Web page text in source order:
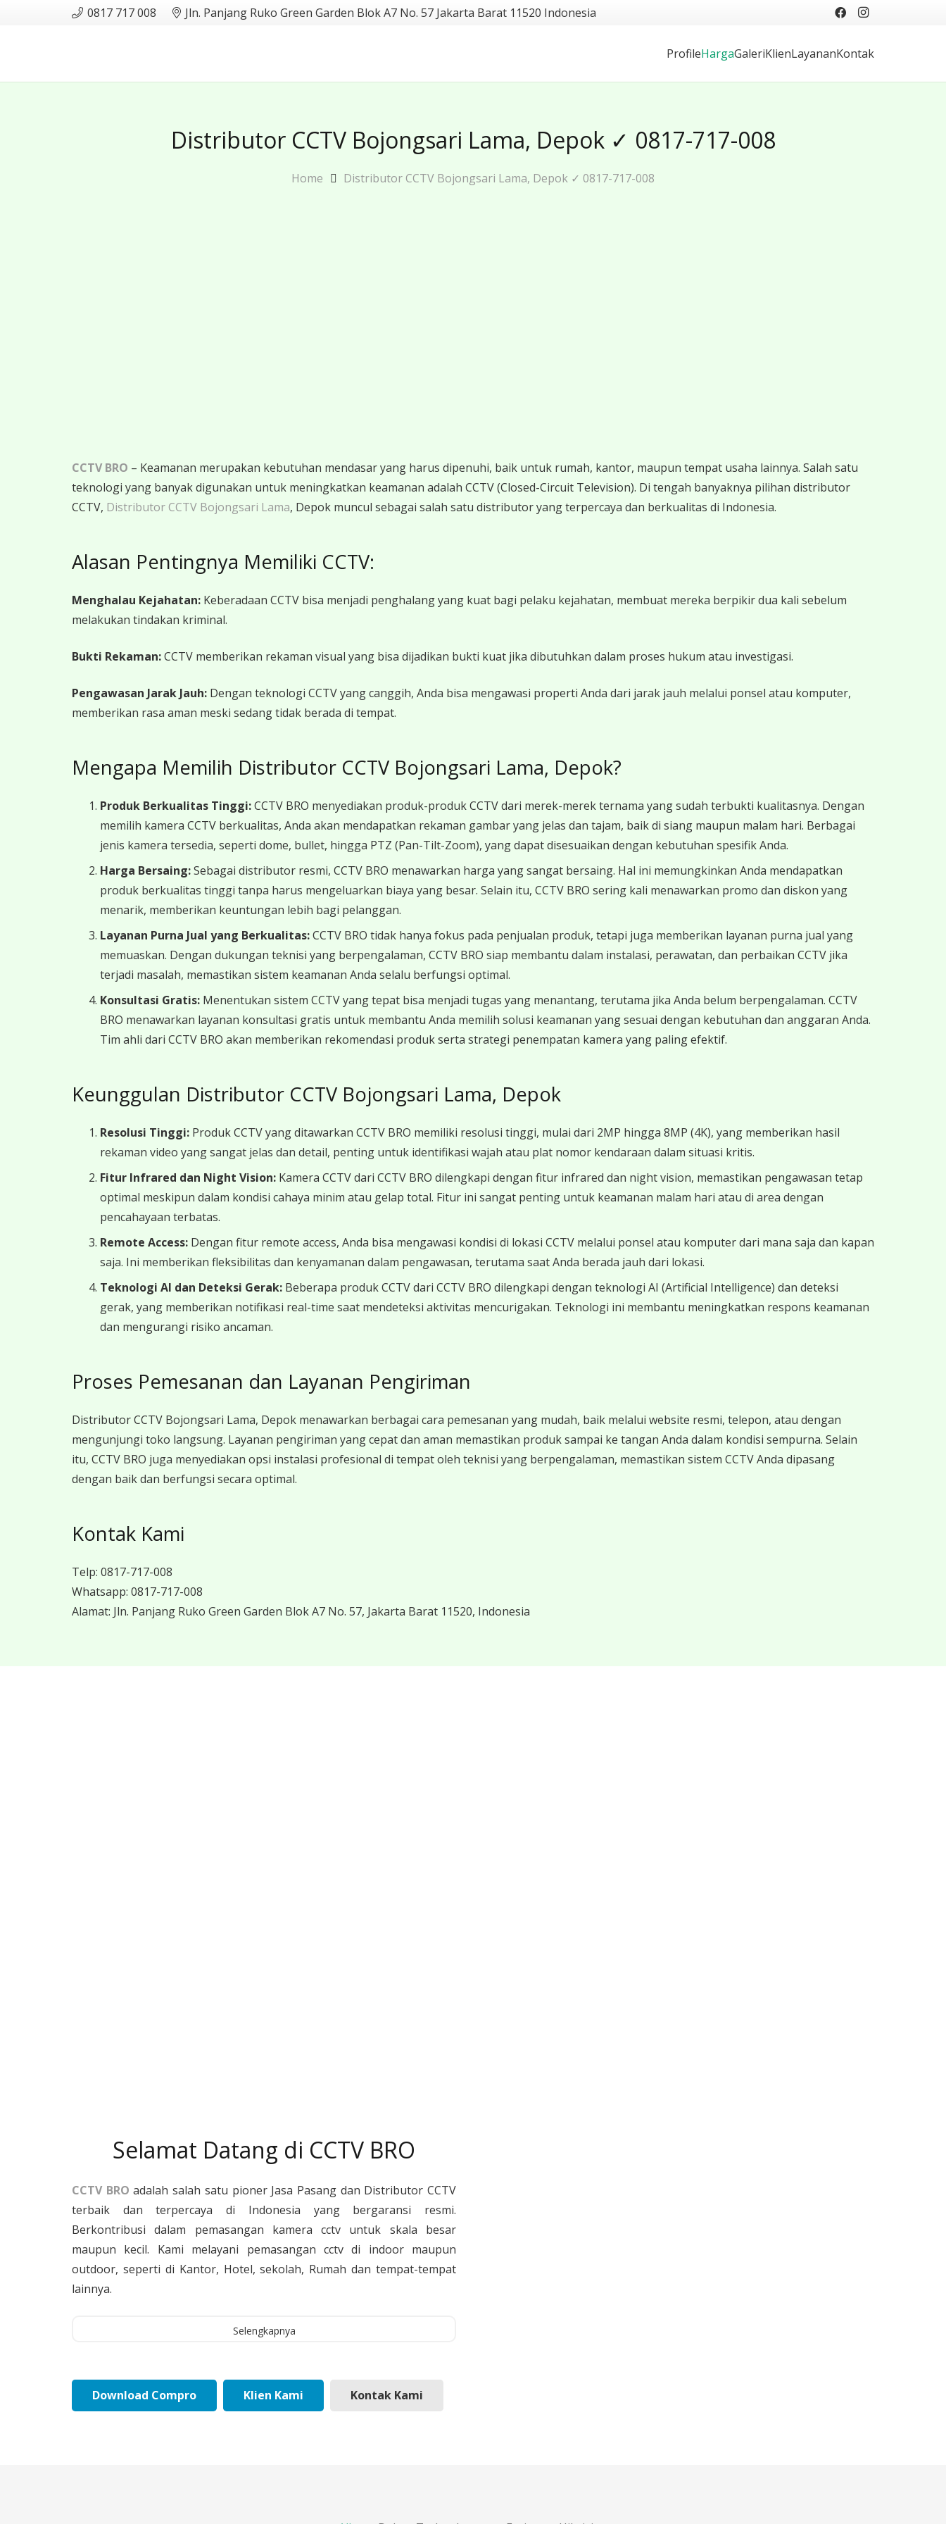
0817 717 008 Jln. Panjang Ruko Green Garden Blok A7 No. 57 Jakarta Barat 11520 Indonesia
ProfileHargaGaleriKlienLayananKontak
Distributor CCTV Bojongsari Lama, Depok ✓ 0817-717-008
Home Distributor CCTV Bojongsari Lama, Depok ✓ 0817-717-008
CCTV BRO – Keamanan merupakan kebutuhan mendasar yang harus dipenuhi, baik untuk rumah, kantor, maupun tempat usaha lainnya. Salah satu
teknologi yang banyak digunakan untuk meningkatkan keamanan adalah CCTV (Closed-Circuit Television). Di tengah banyaknya pilihan distributor
CCTV, Distributor CCTV Bojongsari Lama, Depok muncul sebagai salah satu distributor yang terpercaya dan berkualitas di Indonesia.
Alasan Pentingnya Memiliki CCTV:
Menghalau Kejahatan: Keberadaan CCTV bisa menjadi penghalang yang kuat bagi pelaku kejahatan, membuat mereka berpikir dua kali sebelum
melakukan tindakan kriminal.
Bukti Rekaman:CCTV memberikan rekaman visual yang bisa dijadikan bukti kuat jika dibutuhkan dalam proses hukum atau investigasi.
Pengawasan Jarak Jauh: Dengan teknologi CCTV yang canggih, Anda bisa mengawasi properti Anda dari jarak jauh melalui ponsel atau komputer,
memberikan rasa aman meski sedang tidak berada di tempat.
Mengapa Memilih Distributor CCTV Bojongsari Lama, Depok?
Produk Berkualitas Tinggi:CCTV BRO menyediakan produk-produk CCTV dari merek-merek ternama yang sudah terbukti kualitasnya. Dengan
memilih kamera CCTV berkualitas, Anda akan mendapatkan rekaman gambar yang jelas dan tajam, baik di siang maupun malam hari. Berbagai
jenis kamera tersedia, seperti dome, bullet, hingga PTZ (Pan-Tilt-Zoom), yang dapat disesuaikan dengan kebutuhan spesifik Anda.
Harga Bersaing:Sebagai distributor resmi, CCTV BRO menawarkan harga yang sangat bersaing. Hal ini memungkinkan Anda mendapatkan
produk berkualitas tinggi tanpa harus mengeluarkan biaya yang besar. Selain itu, CCTV BRO sering kali menawarkan promo dan diskon yang
menarik, memberikan keuntungan lebih bagi pelanggan.
Layanan Purna Jual yang Berkualitas:CCTV BRO tidak hanya fokus pada penjualan produk, tetapi juga memberikan layanan purna jual yang
memuaskan. Dengan dukungan teknisi yang berpengalaman, CCTV BRO siap membantu dalam instalasi, perawatan, dan perbaikan CCTV jika
terjadi masalah, memastikan sistem keamanan Anda selalu berfungsi optimal.
Konsultasi Gratis: Menentukan sistem CCTV yang tepat bisa menjadi tugas yang menantang, terutama jika Anda belum berpengalaman. CCTV
BRO menawarkan layanan konsultasi gratis untuk membantu Anda memilih solusi keamanan yang sesuai dengan kebutuhan dan anggaran Anda.
Tim ahli dari CCTV BRO akan memberikan rekomendasi produk serta strategi penempatan kamera yang paling efektif.
Keunggulan Distributor CCTV Bojongsari Lama, Depok
Resolusi Tinggi: Produk CCTV yang ditawarkan CCTV BRO memiliki resolusi tinggi, mulai dari 2MP hingga 8MP (4K), yang memberikan hasil
rekaman video yang sangat jelas dan detail, penting untuk identifikasi wajah atau plat nomor kendaraan dalam situasi kritis.
Fitur Infrared dan Night Vision: Kamera CCTV dari CCTV BRO dilengkapi dengan fitur infrared dan night vision, memastikan pengawasan tetap
optimal meskipun dalam kondisi cahaya minim atau gelap total. Fitur ini sangat penting untuk keamanan malam hari atau di area dengan
pencahayaan terbatas.
Remote Access: Dengan fitur remote access, Anda bisa mengawasi kondisi di lokasi CCTV melalui ponsel atau komputer dari mana saja dan kapan
saja. Ini memberikan fleksibilitas dan kenyamanan dalam pengawasan, terutama saat Anda berada jauh dari lokasi.
Teknologi AI dan Deteksi Gerak: Beberapa produk CCTV dari CCTV BRO dilengkapi dengan teknologi AI (Artificial Intelligence) dan deteksi
gerak, yang memberikan notifikasi real-time saat mendeteksi aktivitas mencurigakan. Teknologi ini membantu meningkatkan respons keamanan
dan mengurangi risiko ancaman.
Proses Pemesanan dan Layanan Pengiriman
Distributor CCTV Bojongsari Lama, Depok menawarkan berbagai cara pemesanan yang mudah, baik melalui website resmi, telepon, atau dengan
mengunjungi toko langsung. Layanan pengiriman yang cepat dan aman memastikan produk sampai ke tangan Anda dalam kondisi sempurna. Selain
itu, CCTV BRO juga menyediakan opsi instalasi profesional di tempat oleh teknisi yang berpengalaman, memastikan sistem CCTV Anda dipasang
dengan baik dan berfungsi secara optimal.
Kontak Kami
Telp: 0817-717-008
Whatsapp: 0817-717-008
Alamat: Jln. Panjang Ruko Green Garden Blok A7 No. 57, Jakarta Barat 11520, Indonesia
Selamat Datang di CCTV BRO
CCTV BRO adalah salah satu pioner Jasa Pasang dan Distributor CCTV
terbaik dan terpercaya di Indonesia yang bergaransi resmi.
Berkontribusi dalam pemasangan kamera cctv untuk skala besar
maupun kecil. Kami melayani pemasangan cctv di indoor maupun
outdoor, seperti di Kantor, Hotel, sekolah, Rumah dan tempat-tempat
lainnya.
Selengkapnya
Download Compro Klien Kami Kontak Kami